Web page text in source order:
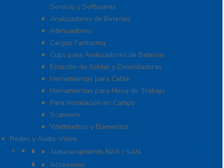
Servicio y Softwares
Analizadores de Baterías
Atenuadores
Cargas Fantasma
Cups para Analizadores de Baterías
Estación de Soldar y Desoldadoras
Herramientas para Cable
Herramientas para Mesa de Trabajo
Para Instalación en Campo
Scanners
Wattmetros y Elementos
Redes y Audio-Video
Almacenamiento NAS / SAN y Servidores
Almacenamiento NAS / SAN
Antenas
Accesorios